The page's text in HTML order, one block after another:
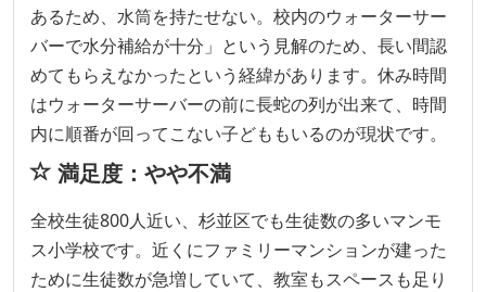
あるため、水筒を持たせない。校内のウォーターサー
バーで水分補給が十分」という見解のため、長い間認
めてもらえなかったという経緯があります。休み時間
はウォーターサーバーの前に長蛇の列が出来て、時間
内に順番が回ってこない子どももいるのが現状です。
満足度：やや不満
全校生徒800人近い、杉並区でも生徒数の多いマンモ
ス小学校です。近くにファミリーマンションが建った
ために生徒数が急増していて、教室もスペースも足り